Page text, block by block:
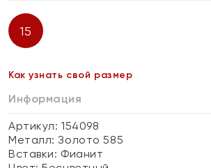
15
Как узнать свой размер
Информация
Артикул: 154098
Металл:Золото 585
Вставки: Фианит